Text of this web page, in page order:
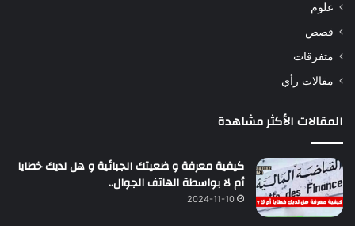
علوم
قصص
متفرقات
مقالات رأي
المقالات الأكثر مشاهدة
كيفية معرفة و ضعيتك الجبائية و هل لديك خطايا
أم لا بواسطة الهاتف الجوال..
2024-11-10